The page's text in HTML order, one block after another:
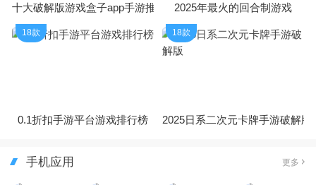
十大破解版游戏盒子app手游推荐 2025年最火的回合制游戏
0.1折扣手游平台游戏排行榜
18款
2025日系二次元卡牌手游破解版
18款
手机应用 更多